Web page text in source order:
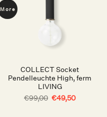
More
COLLECT Socket
Pendelleuchte High, ferm
LIVING
€99,00 Ursprünglicher
Preis
€49,50Aktueller